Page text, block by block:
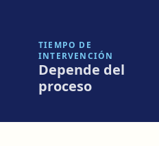
TIEMPO DE
INTERVENCIÓN
Depende del
proceso